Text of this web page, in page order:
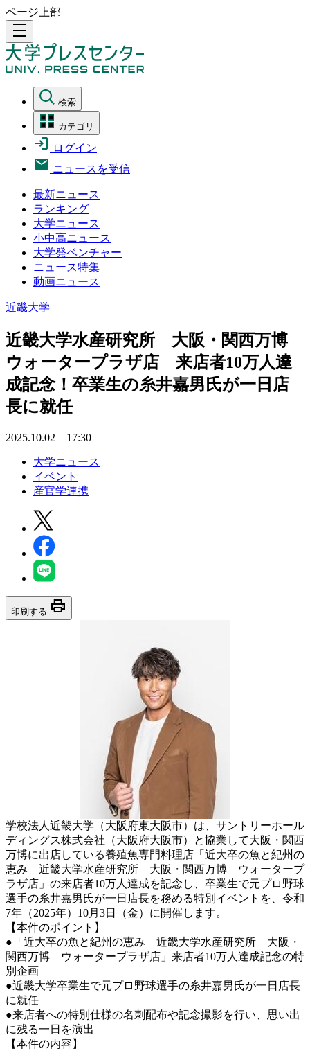
ページ上部
density_medium
検索
カテゴリ
ログイン
ニュースを受信
最新ニュース
ランキング
大学ニュース
小中高ニュース
大学発ベンチャー
ニュース特集
動画ニュース
近畿大学
近畿大学水産研究所 大阪・関西万博
ウォータープラザ店 来店者10万人達
成記念！卒業生の糸井嘉男氏が一日店
長に就任
2025.10.02 17:30
大学ニュース
イベント
産官学連携
印刷する print
学校法人近畿大学（大阪府東大阪市）は、サントリーホール
ディングス株式会社（大阪府大阪市）と協業して大阪・関西
万博に出店している養殖魚専門料理店「近大卒の魚と紀州の
恵み 近畿大学水産研究所 大阪・関西万博 ウォータープ
ラザ店」の来店者10万人達成を記念し、卒業生で元プロ野球
選手の糸井嘉男氏が一日店長を務める特別イベントを、令和
7年（2025年）10月3日（金）に開催します。
【本件のポイント】
●「近大卒の魚と紀州の恵み 近畿大学水産研究所 大阪・
関西万博 ウォータープラザ店」来店者10万人達成記念の特
別企画
●近畿大学卒業生で元プロ野球選手の糸井嘉男氏が一日店長
に就任
●来店者への特別仕様の名刺配布や記念撮影を行い、思い出
に残る一日を演出
【本件の内容】